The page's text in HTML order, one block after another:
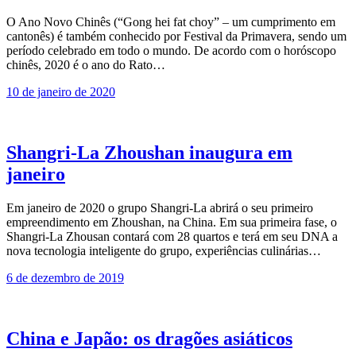
O Ano Novo Chinês (“Gong hei fat choy” – um cumprimento em
cantonês) é também conhecido por Festival da Primavera, sendo um
período celebrado em todo o mundo. De acordo com o horóscopo
chinês, 2020 é o ano do Rato…
10 de janeiro de 2020
Shangri-La Zhoushan inaugura em
janeiro
Em janeiro de 2020 o grupo Shangri-La abrirá o seu primeiro
empreendimento em Zhoushan, na China. Em sua primeira fase, o
Shangri-La Zhousan contará com 28 quartos e terá em seu DNA a
nova tecnologia inteligente do grupo, experiências culinárias…
6 de dezembro de 2019
China e Japão: os dragões asiáticos